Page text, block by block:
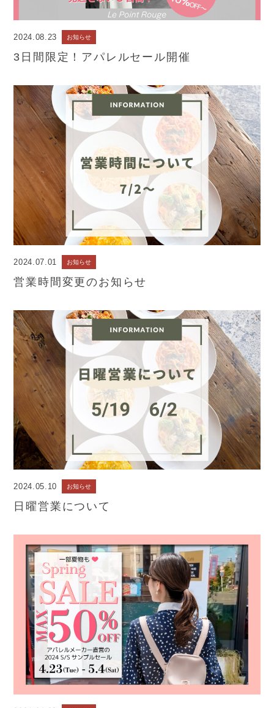
2024.08.23 お知らせ
3日間限定！アパレルセール開催
2024.07.01 お知らせ
営業時間変更のお知らせ
2024.05.10 お知らせ
日曜営業について